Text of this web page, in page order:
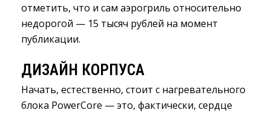
отметить, что и сам аэрогриль относительно
недорогой — 15 тысяч рублей на момент
публикации.
ДИЗАЙН КОРПУСА
Начать, естественно, стоит с нагревательного
блока PowerCore — это, фактически, сердце